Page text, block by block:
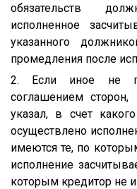
обязательств
исполненное
указанного
промедления после
2. Если иное не
соглашением
указал, в счет
осуществлено
имеются те, по
исполнение
которым кредитор не